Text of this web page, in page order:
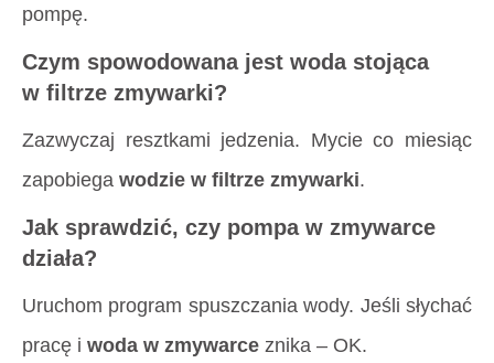
pompę.
Czym spowodowana jest woda stojąca
w filtrze zmywarki?
Zazwyczaj resztkami jedzenia. Mycie co miesiąc
zapobiega wodzie w filtrze zmywarki.
Jak sprawdzić, czy pompa w zmywarce
działa?
Uruchom program spuszczania wody. Jeśli słychać
pracę i woda w zmywarce znika – OK.